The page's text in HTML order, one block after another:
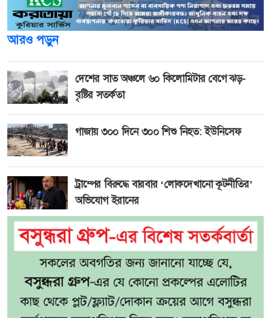
আরও পড়ুন
দেশের সাত অঞ্চলে ৬০ কিলোমিটার বেগে ঝড়-
বৃষ্টির সতর্কতা
গাজায় ৩০০ দিনে ৩০০ শিশু নিহত: ইউনিসেফ
ট্রাম্পের বিরুদ্ধে বারবার ‘লোকদেখানো কূটনীতির’
অভিযোগ ইরানের